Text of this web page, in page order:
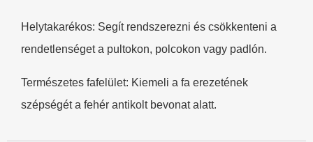
​​Helytakarékos:​​ Segít rendszerezni és csökkenteni a
rendetlenséget a pultokon, polcokon vagy padlón.
​​Természetes fafelület:​​ Kiemeli a fa erezetének
szépségét a fehér antikolt bevonat alatt.